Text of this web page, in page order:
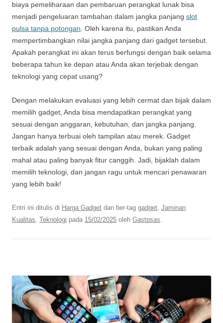
biaya pemeliharaan dan pembaruan perangkat lunak bisa
menjadi pengeluaran tambahan dalam jangka panjang slot
pulsa tanpa potongan. Oleh karena itu, pastikan Anda
mempertimbangkan nilai jangka panjang dari gadget tersebut.
Apakah perangkat ini akan terus berfungsi dengan baik selama
beberapa tahun ke depan atau Anda akan terjebak dengan
teknologi yang cepat usang?
Dengan melakukan evaluasi yang lebih cermat dan bijak dalam
memilih gadget, Anda bisa mendapatkan perangkat yang
sesuai dengan anggaran, kebutuhan, dan jangka panjang.
Jangan hanya terbuai oleh tampilan atau merek. Gadget
terbaik adalah yang sesuai dengan Anda, bukan yang paling
mahal atau paling banyak fitur canggih. Jadi, bijaklah dalam
memilih teknologi, dan jangan ragu untuk mencari penawaran
yang lebih baik!
Entri ini ditulis di Harga Gadget dan ber-tag gadget, Jaminan
Kualitas, Teknologi pada 15/02/2025 oleh Gastpsas.